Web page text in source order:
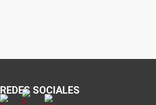
REDES SOCIALES